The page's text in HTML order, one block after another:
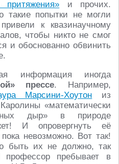
притяжения» и прочих.
такие попытки не могли
к квазинаучному
чтобы никто не смог
и обоснованно обвинить
информация иногда
прессе. Например,
Марсини-Хоутон из
«математически
дыр» в природе
И опровергнуть её
невозможно. Вот так!
быть их не должно, так
профессор пребывает в